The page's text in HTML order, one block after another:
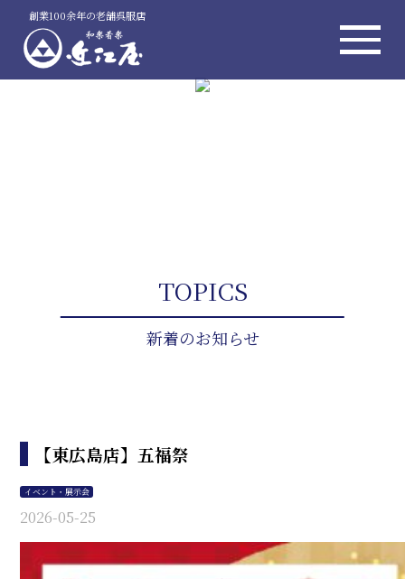
創業100余年の老舗呉服店
TOPICS
新着のお知らせ
【東広島店】五福祭
イベント・展示会
2026-05-25